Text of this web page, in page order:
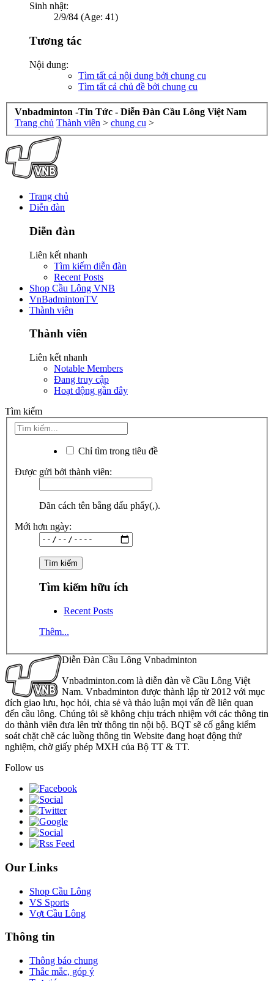
Sinh nhật:
2/9/84 (Age: 41)
Tương tác
Nội dung:
Tìm tất cả nội dung bởi chung cu
Tìm tất cả chủ đề bởi chung cu
Vnbadminton -Tin Tức - Diễn Đàn Cầu Lông Việt Nam
Trang chủ Thành viên > chung cu >
Trang chủ
Diễn đàn
Diễn đàn
Liên kết nhanh
Tìm kiếm diễn đàn
Recent Posts
Shop Cầu Lông VNB
VnBadmintonTV
Thành viên
Thành viên
Liên kết nhanh
Notable Members
Đang truy cập
Hoạt động gần đây
Tìm kiếm
Chỉ tìm trong tiêu đề
Được gửi bởi thành viên:
Dãn cách tên bằng dấu phẩy(,).
Mới hơn ngày:
Tìm kiếm hữu ích
Recent Posts
Thêm...
Diễn Đàn Cầu Lông Vnbadminton
Vnbadminton.com là diễn đàn về Cầu Lông Việt
Nam. Vnbadminton được thành lập từ 2012 với mục
đích giao lưu, học hỏi, chia sẻ và thảo luận mọi vấn đề liên quan
đến cầu lông. Chúng tôi sẽ không chịu trách nhiệm với các thông tin
do thành viên đưa lên trừ thông tin nội bộ. BQT sẽ cố gắng kiểm
soát chặt chẽ các luồng thông tin Website đang hoạt động thử
nghiệm, chờ giấy phép MXH của Bộ TT & TT.
Follow us
Our Links
Shop Cầu Lông
VS Sports
Vợt Cầu Lông
Thông tin
Thông báo chung
Thắc mắc, góp ý